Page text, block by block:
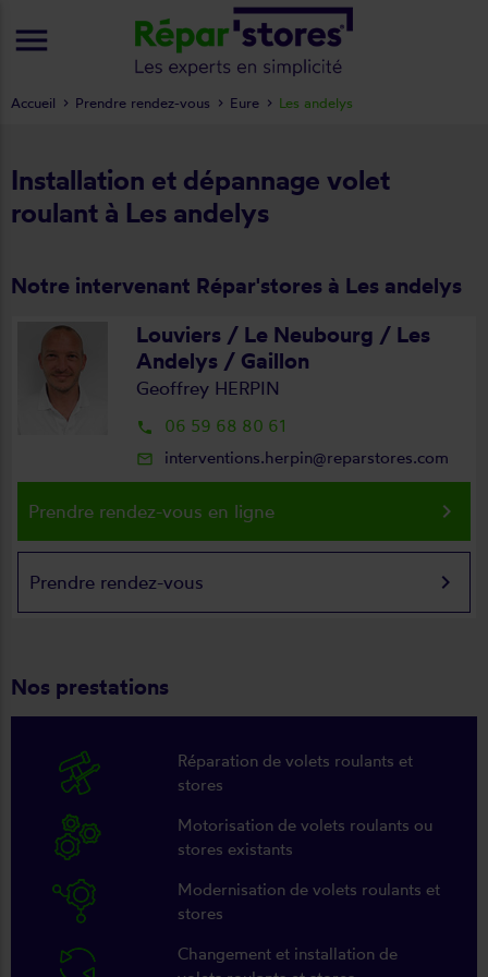
Installation et dépannage volet
roulant à Les andelys
Notre intervenant Répar'stores à Les andelys
Louviers / Le Neubourg / Les
Andelys / Gaillon
Geoffrey HERPIN
local_phone 06 59 68 80 61
mail_outline interventions.herpin@reparstores.com
Prendre rendez-vous en ligne keyboard_arrow_right
Prendre rendez-vous keyboard_arrow_right
Nos prestations
Réparation de volets roulants et
stores
Motorisation de volets roulants ou
stores existants
Modernisation de volets roulants et
stores
Changement et installation de
Accueil Prendre rendez-vous Eure Les andelys
menu